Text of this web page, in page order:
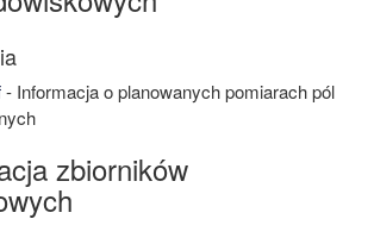
- Informacja o planowanych pomiarach pól
zbiorników